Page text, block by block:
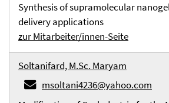
Synthesis of supramolecular
delivery applications
zur Mitarbeiter/innen-Seite
Soltanifard, M.Sc. Maryam
msoltani4236@yahoo.com